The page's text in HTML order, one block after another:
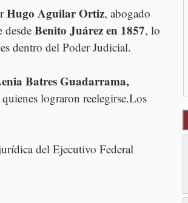
Hugo Aguilar Ortiz, abogado
desde Benito Juárez en 1857, lo
dentro del Poder Judicial.
Batres Guadarrama,
quienes lograron reelegirse.Los
del Ejecutivo Federal